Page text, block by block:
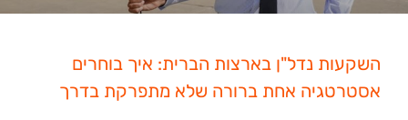
השקעות נדל"ן בארצות הברית: איך בוחרים
אסטרטגיה אחת ברורה שלא מתפרקת בדרך